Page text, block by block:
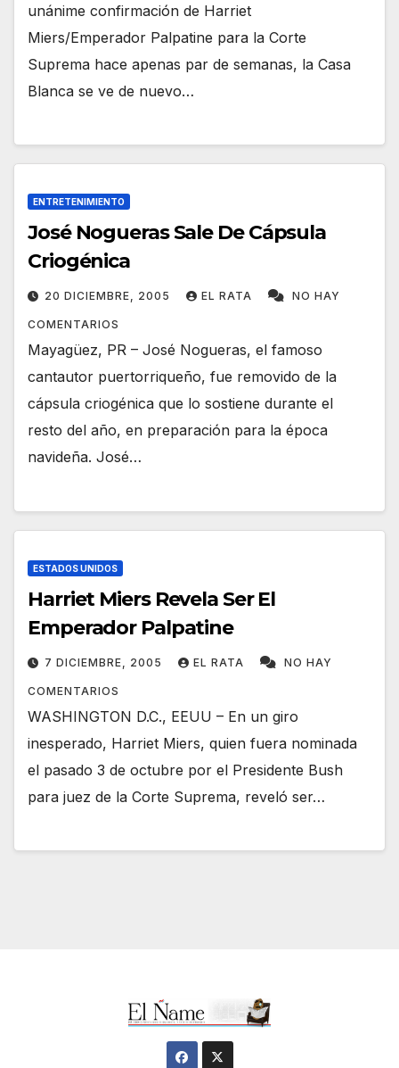
unánime confirmación de Harriet
Miers/Emperador Palpatine para la Corte
Suprema hace apenas par de semanas, la Casa
Blanca se ve de nuevo…
ENTRETENIMIENTO
José Nogueras Sale De Cápsula
Criogénica
20 DICIEMBRE, 2005 EL RATA NO HAY
COMENTARIOS
Mayagüez, PR – José Nogueras, el famoso
cantautor puertorriqueño, fue removido de la
cápsula criogénica que lo sostiene durante el
resto del año, en preparación para la época
navideña. José…
ESTADOS UNIDOS
Harriet Miers Revela Ser El
Emperador Palpatine
7 DICIEMBRE, 2005 EL RATA NO HAY
COMENTARIOS
WASHINGTON D.C., EEUU – En un giro
inesperado, Harriet Miers, quien fuera nominada
el pasado 3 de octubre por el Presidente Bush
para juez de la Corte Suprema, reveló ser…